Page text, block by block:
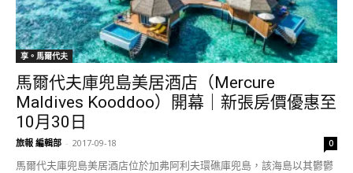
享。馬爾代夫
馬爾代夫庫兜島美居酒店（Mercure
Maldives Kooddoo）開幕｜新張房價優惠至
10月30日
旅報 編輯部 - 2017-09-18 0
馬爾代夫庫兜島美居酒店位於加弗阿利夫環礁庫兜島，該海島以其鬱鬱